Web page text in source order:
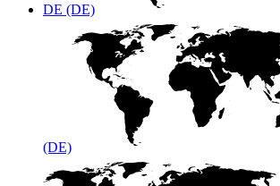
DE (DE)
(DE)